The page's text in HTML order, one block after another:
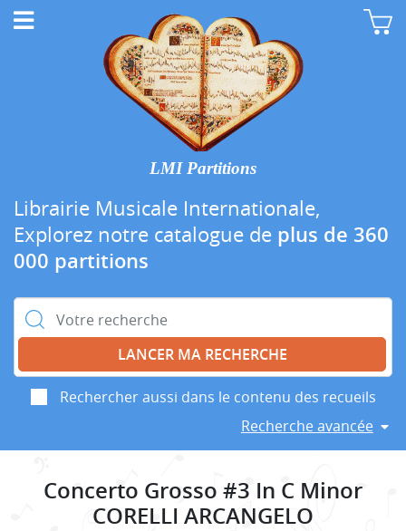
LMI Partitions
Librairie Musicale Internationale,
Explorez notre catalogue de plus de 360
000 partitions
Rechercher :
Rechercher aussi dans le contenu des recueils
Recherche avancée
Concerto Grosso #3 In C Minor
CORELLI ARCANGELO